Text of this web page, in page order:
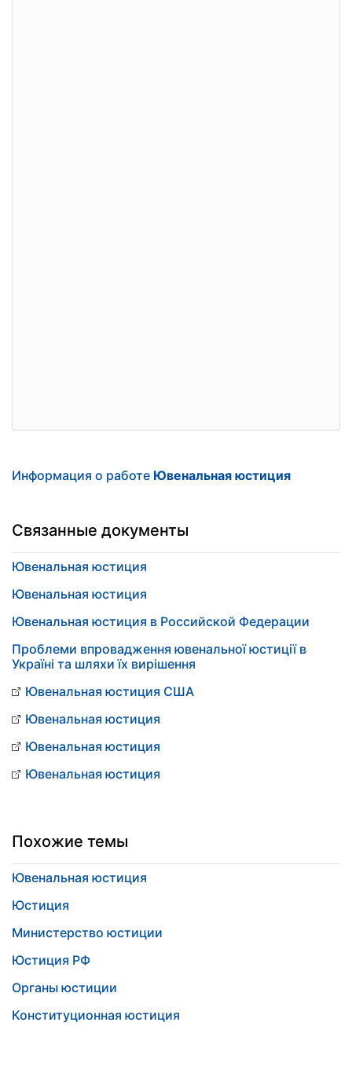
Информация о работе Ювенальная юстиция
Связанные документы
Ювенальная юстиция
Ювенальная юстиция
Ювенальная юстиция в Российской Федерации
Проблеми впровадження ювенальної юстиції в
Україні та шляхи їх вирішення
Ювенальная юстиция США
Ювенальная юстиция
Ювенальная юстиция
Ювенальная юстиция
Похожие темы
Ювенальная юстиция
Юстиция
Министерство юстиции
Юстиция РФ
Органы юстиции
Конституционная юстиция